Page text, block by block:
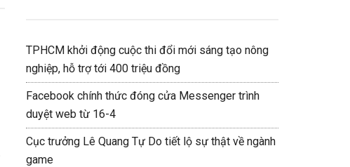
TPHCM khởi động cuộc thi đổi mới sáng tạo nông
nghiệp, hỗ trợ tới 400 triệu đồng
Facebook chính thức đóng cửa Messenger trình
duyệt web từ 16-4
Cục trưởng Lê Quang Tự Do tiết lộ sự thật về ngành
game